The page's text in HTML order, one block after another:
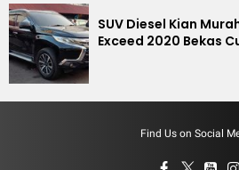
SUV Diesel Kian
Exceed 2020 Bekas
Find Us on Social